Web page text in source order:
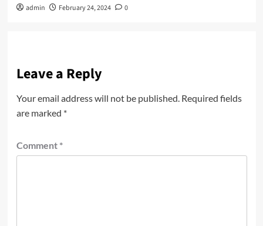
admin February 24, 2024 0
Leave a Reply
Your email address will not be published. Required fields
are marked *
Comment *